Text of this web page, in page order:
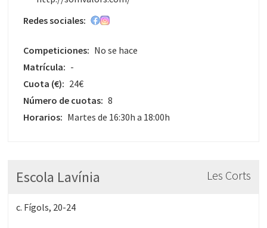
Redes sociales:
Competiciones: No se hace
Matrícula: -
Cuota (€): 24€
Número de cuotas: 8
Horarios: Martes de 16:30h a 18:00h
Escola Lavínia Les Corts
c. Fígols, 20-24